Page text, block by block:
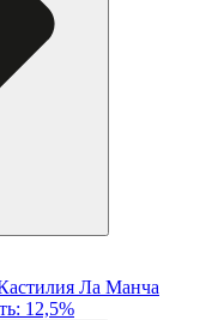
Ла Манча
12,5%